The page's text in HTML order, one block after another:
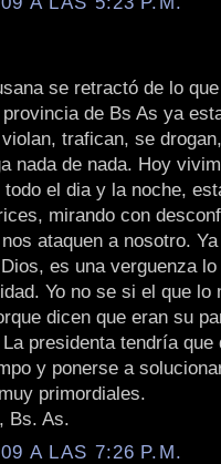
se retractó de lo
de Bs As ya
trafican, se
nada de nada. Hoy
el dia y la noche,
mirando con
ataquen a nosotro.
es una verguenza
Yo no se si el que lo
dicen que eran su
presidenta tendría que
y ponerse a
primordiales.
Bs. As.
A LAS 7:26 P.M.